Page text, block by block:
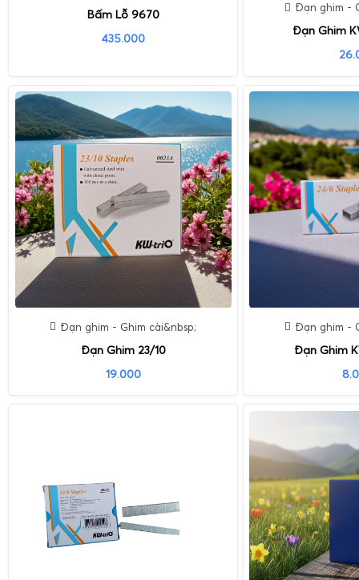
Bấm Lỗ 9670
435.000
Đạn ghim -
Đạn Ghim
Đạn ghim - Ghim cài&nbsp;
Đạn Ghim 23/10
19.000
Đạn ghim -
Đạn Ghim